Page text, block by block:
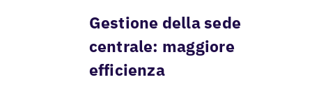
Gestione della sede
centrale: maggiore
efficienza